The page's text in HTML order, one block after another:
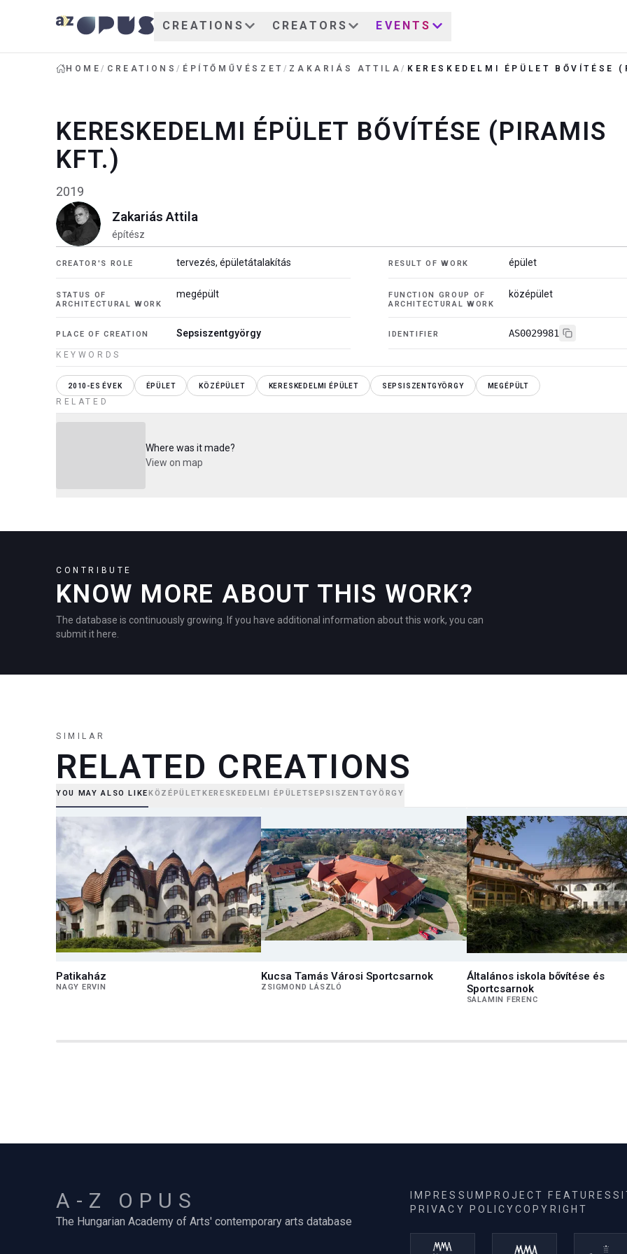
CREATIONS CREATORS EVENTS
HOME/ CREATIONS/ ÉPÍTŐMŰVÉSZET / ZAKARIÁS ATTILA/ KERESKEDELMI ÉPÜLET BŐVÍTÉSE
KERESKEDELMI ÉPÜLET BŐVÍTÉSE (PIRAMIS
KFT.)
2019
Zakariás Attila
építész
CREATOR'S ROLE tervezés, épületátalakítás RESULT OF WORK épület
STATUS OF
ARCHITECTURAL WORK
megépült
FUNCTION GROUP OF
ARCHITECTURAL WORK
középület
PLACE OF CREATION Sepsiszentgyörgy IDENTIFIER AS0029981
KEYWORDS
2010-ES ÉVEK ÉPÜLET KÖZÉPÜLET KERESKEDELMI ÉPÜLET SEPSISZENTGYÖRGY MEGÉPÜLT
RELATED
Where was it made?
View on map
CONTRIBUTE
KNOW MORE ABOUT THIS WORK?
The database is continuously growing. If you have additional information about this work, you can
submit it here.
SIMILAR
RELATED CREATIONS
YOU MAY ALSO LIKEKÖZÉPÜLETKERESKEDELMI ÉPÜLETSEPSISZENTGYÖRGY
Patikaház
NAGY ERVIN
Kucsa Tamás Városi Sportcsarnok
ZSIGMOND LÁSZLÓ
Általános iskola bővítése és
Sportcsarnok
SALAMIN FERENC
A-Z OPUS
The Hungarian Academy of Arts' contemporary arts database
IMPRESSUM PROJECT FEATURES
PRIVACY POLICYCOPYRIGHT